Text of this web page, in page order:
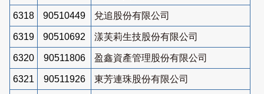
6318 90510449 兌追股份有限公司
6319 90510692 漾芙莉生技股份有限公司
6320 90511806 盈鑫資產管理股份有限公司
6321 90511926 東芳連珠股份有限公司